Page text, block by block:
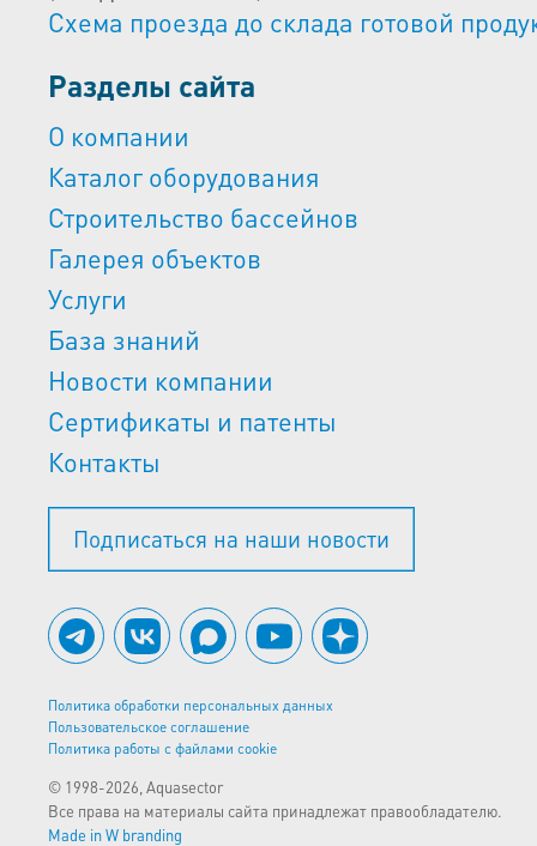
Схема проезда до склада готовой
Разделы сайта
О компании
Каталог оборудования
Строительство бассейнов
Галерея объектов
Услуги
База знаний
Новости компании
Сертификаты и патенты
Контакты
Подписаться на наши новости
Политика обработки персональных данных
Пользовательское соглашение
Политика работы с файлами cookie
© 1998-2026, Aquasector
Все права на материалы сайта принадлежат правообладателю.
Made in W branding